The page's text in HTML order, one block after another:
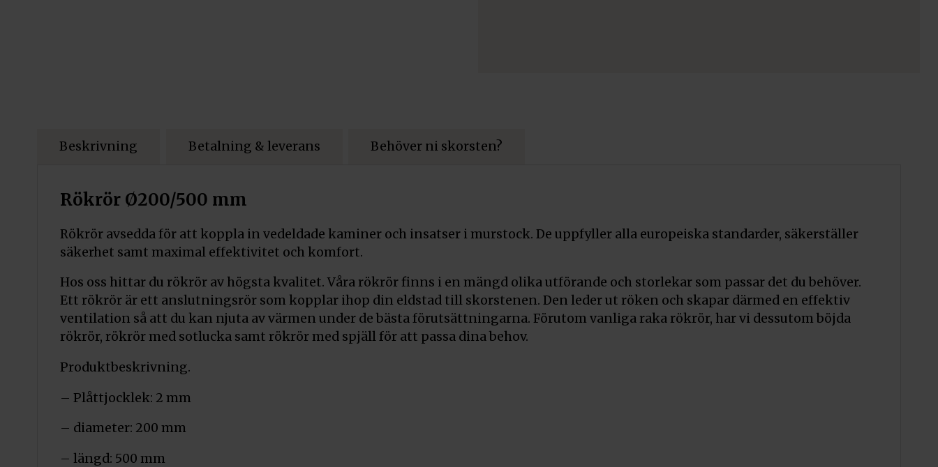
Beskrivning Betalning & leverans Behöver ni skorsten?
Rökrör Ø200/500 mm
Rökrör avsedda för att koppla in vedeldade kaminer och insatser i murstock. De uppfyller alla europeiska standarder, säkerställer
säkerhet samt maximal effektivitet och komfort.
Hos oss hittar du rökrör av högsta kvalitet. Våra rökrör finns i en mängd olika utförande och storlekar som passar det du behöver.
Ett rökrör är ett anslutningsrör som kopplar ihop din eldstad till skorstenen. Den leder ut röken och skapar därmed en effektiv
ventilation så att du kan njuta av värmen under de bästa förutsättningarna. Förutom vanliga raka rökrör, har vi dessutom böjda
rökrör, rökrör med sotlucka samt rökrör med spjäll för att passa dina behov.
Produktbeskrivning.
– Plåttjocklek: 2 mm
– diameter: 200 mm
– längd: 500 mm